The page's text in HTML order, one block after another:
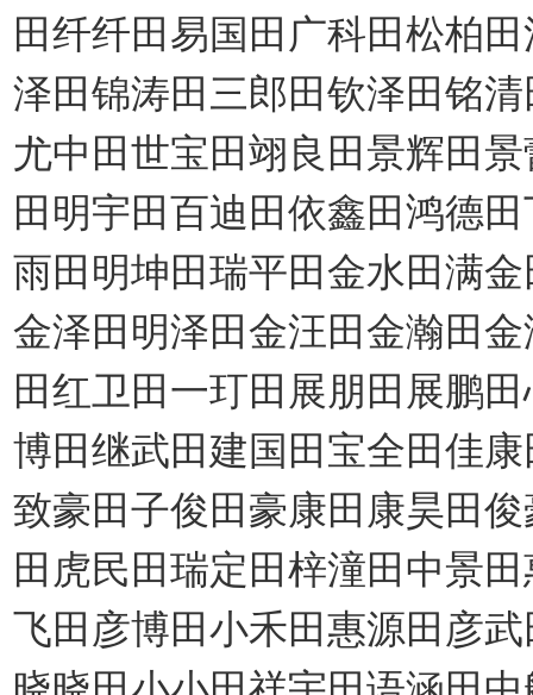
田纤纤田易国田广科田松柏
泽田锦涛田三郎田钦泽田铭
尤中田世宝田翊良田景辉田
田明宇田百迪田依鑫田鸿德
雨田明坤田瑞平田金水田满
金泽田明泽田金汪田金瀚田
田红卫田一玎田展朋田展鹏
博田继武田建国田宝全田佳
致豪田子俊田豪康田康昊田
田虎民田瑞定田梓潼田中景
飞田彦博田小禾田惠源田彦